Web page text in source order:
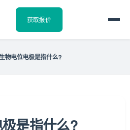
获取报价
物电位电极是指什么?
是指什么?